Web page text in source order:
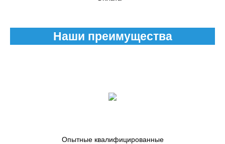
Наши преимущества
Опытные квалифицированные